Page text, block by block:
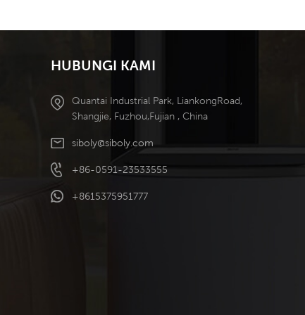
Penyejukan
HUBUNGI KAMI
Quantai Industrial Park, LiankongRoad,
Shangjie, Fuzhou,Fujian , China
siboly@siboly.com
+86-0591-23533555
+8615375951777